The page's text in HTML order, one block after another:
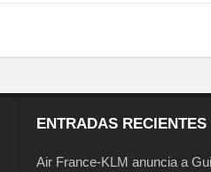
ENTRADAS RECIENTES
Air France-KLM anuncia a